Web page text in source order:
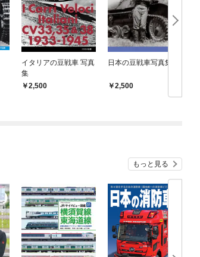
イタリアの豆戦車 写真
集
2,500
日本の豆戦車写真集
2,500
もっと見る